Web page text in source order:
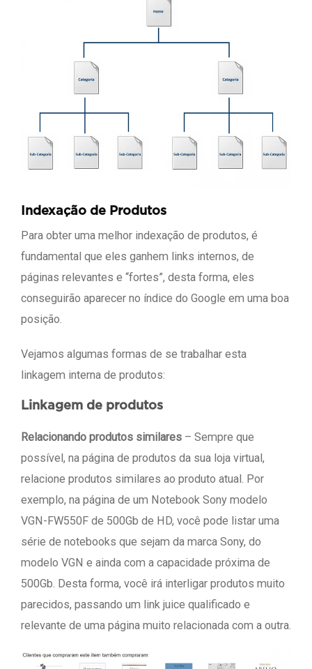
Indexação de Produtos
Para obter uma melhor indexação de produtos, é
fundamental que eles ganhem links internos, de
páginas relevantes e “fortes”, desta forma, eles
conseguirão aparecer no índice do Google em uma boa
posição.
Vejamos algumas formas de se trabalhar esta
linkagem interna de produtos:
Linkagem de produtos
Relacionando produtos similares – Sempre que
possível, na página de produtos da sua loja virtual,
relacione produtos similares ao produto atual. Por
exemplo, na página de um Notebook Sony modelo
VGN-FW550F de 500Gb de HD, você pode listar uma
série de notebooks que sejam da marca Sony, do
modelo VGN e ainda com a capacidade próxima de
500Gb. Desta forma, você irá interligar produtos muito
parecidos, passando um link juice qualificado e
relevante de uma página muito relacionada com a outra.